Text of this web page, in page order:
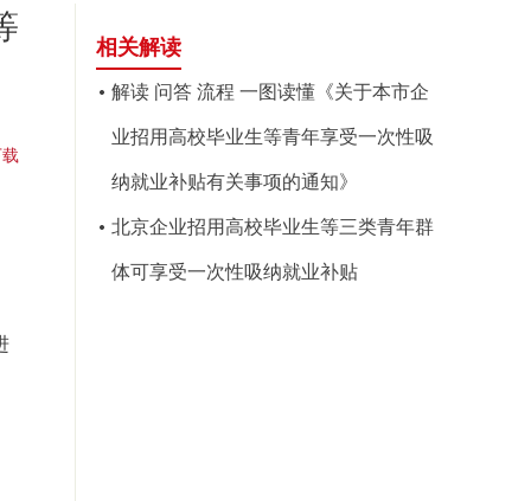
相关解读
解读 问答 流程 一图读懂《关于本市企
业招用高校毕业生等青年享受一次性吸
纳就业补贴有关事项的通知》
北京企业招用高校毕业生等三类青年群
体可享受一次性吸纳就业补贴